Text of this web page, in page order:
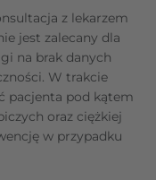
z lekarzem
jest zalecany dla
na brak danych
W trakcie
pacjenta pod kątem
oraz ciężkiej
w przypadku